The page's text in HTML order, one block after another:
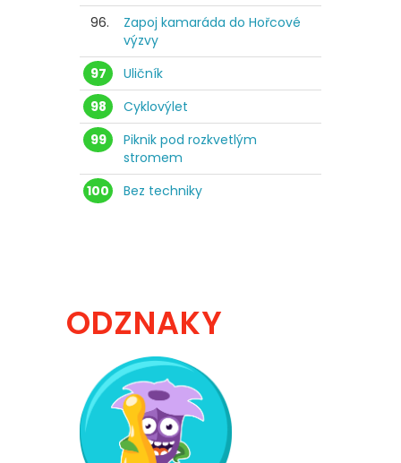
96.
Zapoj kamaráda do Hořcové
výzvy
97
Uličník
98
Cyklovýlet
99
Piknik pod rozkvetlým
stromem
100
Bez techniky
ODZNAKY